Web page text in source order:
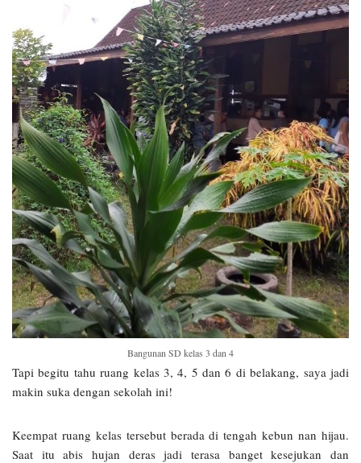
Bangunan SD kelas 3 dan 4
Tapi begitu tahu ruang kelas 3, 4, 5 dan 6 di belakang, saya jadi
makin suka dengan sekolah ini!
Keempat ruang kelas tersebut berada di tengah kebun nan hijau.
Saat itu abis hujan deras jadi terasa banget kesejukan dan